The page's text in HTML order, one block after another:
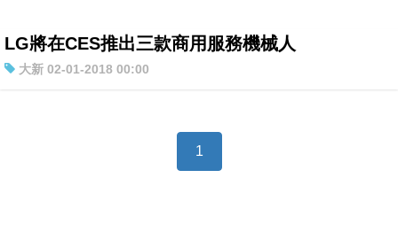
LG將在CES推出三款商用服務機械人
大新 02-01-2018 00:00
1